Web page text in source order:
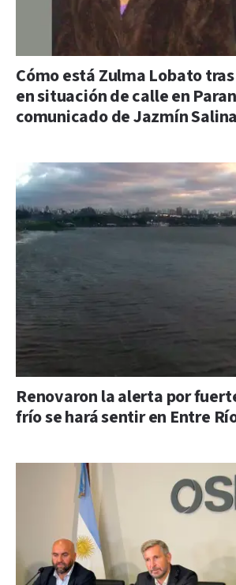
Cómo está Zulma Lobato
en situación de calle en
comunicado de Jazmín
Renovaron la alerta por
frío se hará sentir en Entre